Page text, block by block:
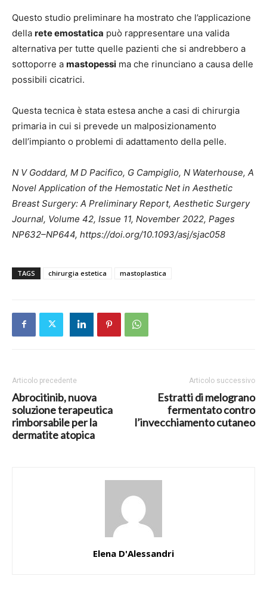
Questo studio preliminare ha mostrato che l’applicazione
della rete emostatica può rappresentare una valida
alternativa per tutte quelle pazienti che si andrebbero a
sottoporre a mastopessi ma che rinunciano a causa delle
possibili cicatrici.
Questa tecnica è stata estesa anche a casi di chirurgia
primaria in cui si prevede un malposizionamento
dell’impianto o problemi di adattamento della pelle.
N V Goddard, M D Pacifico, G Campiglio, N Waterhouse, A
Novel Application of the Hemostatic Net in Aesthetic
Breast Surgery: A Preliminary Report, Aesthetic Surgery
Journal, Volume 42, Issue 11, November 2022, Pages
NP632–NP644, https://doi.org/10.1093/asj/sjac058
TAGS chirurgia estetica mastoplastica
Articolo precedente
Abrocitinib, nuova
soluzione terapeutica
rimborsabile per la
dermatite atopica
Articolo successivo
Estratti di melograno
fermentato contro
l’invecchiamento cutaneo
Elena D'Alessandri